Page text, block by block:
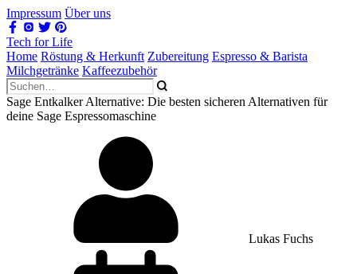
Impressum Über uns
Tech for Life
Home Röstung & Herkunft Zubereitung Espresso & Barista
Milchgetränke Kaffeezubehör
Sage Entkalker Alternative: Die besten sicheren Alternativen für
deine Sage Espressomaschine
Lukas Fuchs